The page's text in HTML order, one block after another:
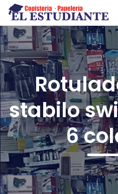
El Estudiante
Copistería
Papelería
Servicios
stabilo
6